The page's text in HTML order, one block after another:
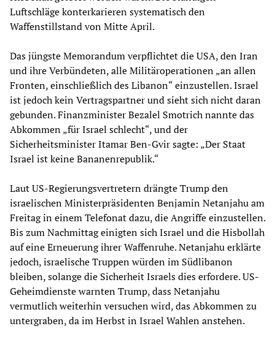
Luftschläge konterkarieren systematisch den
Waffenstillstand von Mitte April.
Das jüngste Memorandum verpflichtet die USA, den Iran
und ihre Verbündeten, alle Militäroperationen „an allen
Fronten, einschließlich des Libanon“ einzustellen. Israel
ist jedoch kein Vertragspartner und sieht sich nicht daran
gebunden. Finanzminister Bezalel Smotrich nannte das
Abkommen „für Israel schlecht“, und der
Sicherheitsminister Itamar Ben-Gvir sagte: „Der Staat
Israel ist keine Bananenrepublik.“
Laut US-Regierungsvertretern drängte Trump den
israelischen Ministerpräsidenten Benjamin Netanjahu am
Freitag in einem Telefonat dazu, die Angriffe einzustellen.
Bis zum Nachmittag einigten sich Israel und die Hisbollah
auf eine Erneuerung ihrer Waffenruhe. Netanjahu erklärte
jedoch, israelische Truppen würden im Südlibanon
bleiben, solange die Sicherheit Israels dies erfordere. US-
Geheimdienste warnten Trump, dass Netanjahu
vermutlich weiterhin versuchen wird, das Abkommen zu
untergraben, da im Herbst in Israel Wahlen anstehen.